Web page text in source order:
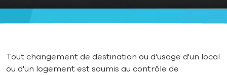
Tout changement de destination ou d'usage d'un local
ou d'un logement est soumis au contrôle de